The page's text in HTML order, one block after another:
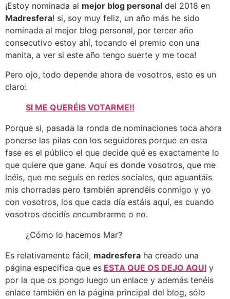
¡Estoy nominada al mejor blog personal del 2018 en
Madresfera! si, soy muy feliz, un año más he sido
nominada al mejor blog personal, por tercer año
consecutivo estoy ahí, tocando el premio con una
manita, a ver si este año tengo suerte y me toca!
Pero ojo, todo depende ahora de vosotros, esto es un
claro:
SI ME QUERÉIS VOTARME!!
Porque si, pasada la ronda de nominaciones toca ahora
ponerse las pilas con los seguidores porque en esta
fase es el público el que decide qué es exactamente lo
que quiere que gane. Aquí es donde vosotros, que me
leéis, que me seguís en redes sociales, que aguantáis
mis chorradas pero también aprendéis conmigo y yo
con vosotros, los que cada día estáis aquí, es cuando
vosotros decidís encumbrarme o no.
¿Cómo lo hacemos Mar?
Es relativamente fácil, madresfera ha creado una
página especifica que es ESTA QUE OS DEJO AQUI y
por la que os pongo luego un enlace y además tenéis
enlace también en la página principal del blog, sólo